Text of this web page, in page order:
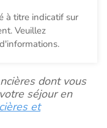
à titre indicatif sur
Veuillez
dont vous
séjour en
et